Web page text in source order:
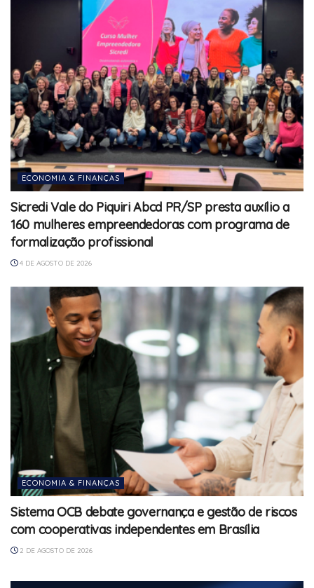
ECONOMIA & FINANÇAS
Sicredi Vale do Piquiri Abcd PR/SP presta auxílio a
160 mulheres empreendedoras com programa de
formalização profissional
4 DE AGOSTO DE 2026
ECONOMIA & FINANÇAS
Sistema OCB debate governança e gestão de riscos
com cooperativas independentes em Brasília
2 DE AGOSTO DE 2026